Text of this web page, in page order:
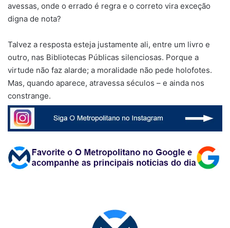
avessas, onde o errado é regra e o correto vira exceção
digna de nota?
Talvez a resposta esteja justamente ali, entre um livro e
outro, nas Bibliotecas Públicas silenciosas. Porque a
virtude não faz alarde; a moralidade não pede holofotes.
Mas, quando aparece, atravessa séculos – e ainda nos
constrange.